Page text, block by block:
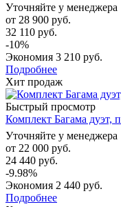
Уточняйте у менеджера
от 28 900 руб.
32 110 руб.
-10%
Экономия 3 210 руб.
Подробнее
Хит продаж
Быстрый просмотр
Комплект Багама
Уточняйте у менеджера
от 22 000 руб.
24 440 руб.
-9.98%
Экономия 2 440 руб.
Подробнее